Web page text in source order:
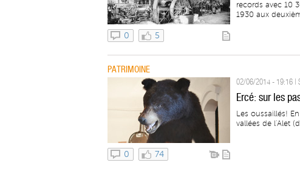
0 5
records avec 10
1930 aux
PATRIMOINE
0 74
02/06/2014 - 19:16 |
Ercé: sur les
Les oussaillés!
vallées de l'Alet